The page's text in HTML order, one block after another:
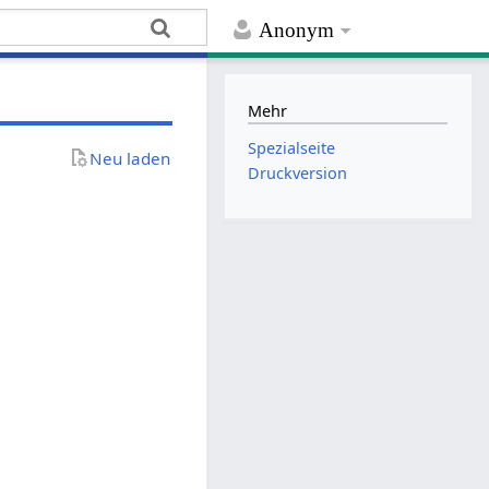
Anonym
Neu laden
Mehr
Spezialseite
Druckversion